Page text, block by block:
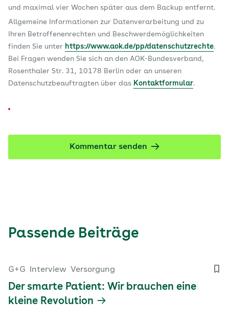
und maximal vier Wochen später aus dem Backup entfernt.
Allgemeine Informationen zur Datenverarbeitung und zu
Ihren Betroffenenrechten und Beschwerdemöglichkeiten
finden Sie unter https://www.aok.de/pp/datenschutzrechte.
Bei Fragen wenden Sie sich an den AOK-Bundesverband,
Rosenthaler Str. 31, 10178 Berlin oder an unseren
Datenschutzbeauftragten über das Kontaktformular.
Kommentar senden
Passende Beiträge
G+G Interview Versorgung
Der smarte Patient: Wir brauchen eine
kleine Revolution